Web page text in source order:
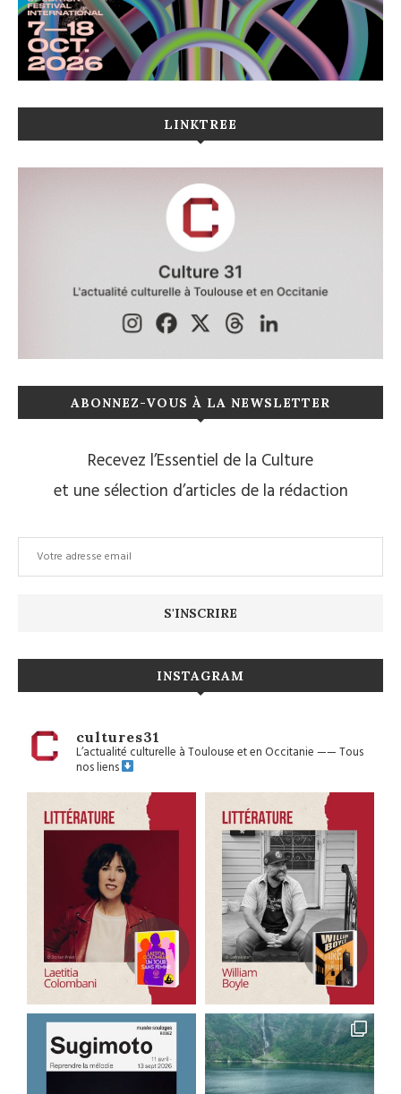
LINKTREE
ABONNEZ-VOUS À LA NEWSLETTER
Recevez l’Essentiel de la Culture
et une sélection d’articles de la rédaction
INSTAGRAM
cultures31
L’actualité culturelle à Toulouse et en Occitanie——Tous
nos liens